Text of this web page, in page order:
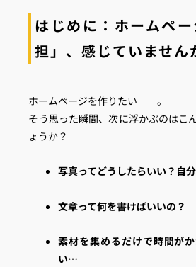
はじめに：ホームペ
担」、感じていません
ホームページを作りたい――。
そう思った瞬間、次に浮かぶのはこ
ょうか？
写真ってどうしたらいい？自
文章って何を書けばいいの？
素材を集めるだけで時間が
い…